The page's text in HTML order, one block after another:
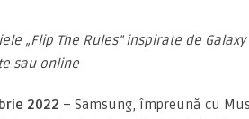
„Flip The Rules” inspirate de
sau online
2022 – Samsung, împreună cu